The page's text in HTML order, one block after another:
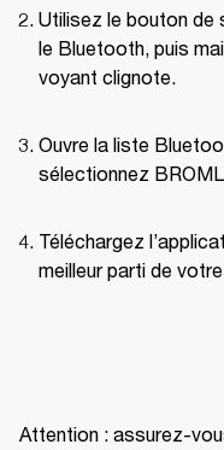
Utilisez le bouton de
le Bluetooth, puis
voyant clignote.
Ouvre la liste
sélectionnez
Téléchargez
meilleur parti de
Attention : assurez-